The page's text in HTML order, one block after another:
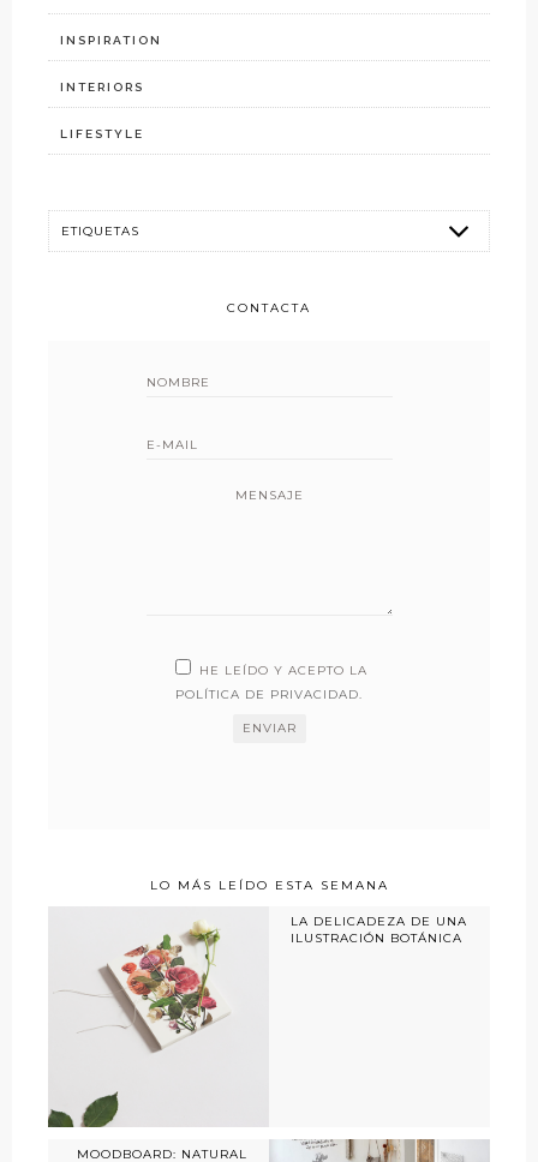
INSPIRATION
INTERIORS
LIFESTYLE
CONTACTA
MENSAJE
HE LEÍDO Y ACEPTO LA
POLÍTICA DE PRIVACIDAD.
LO MÁS LEÍDO ESTA SEMANA
LA DELICADEZA DE UNA
ILUSTRACIÓN BOTÁNICA
MOODBOARD: NATURAL